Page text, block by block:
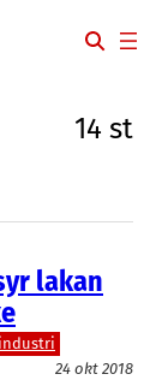
14 st
lakan
24 okt 2018